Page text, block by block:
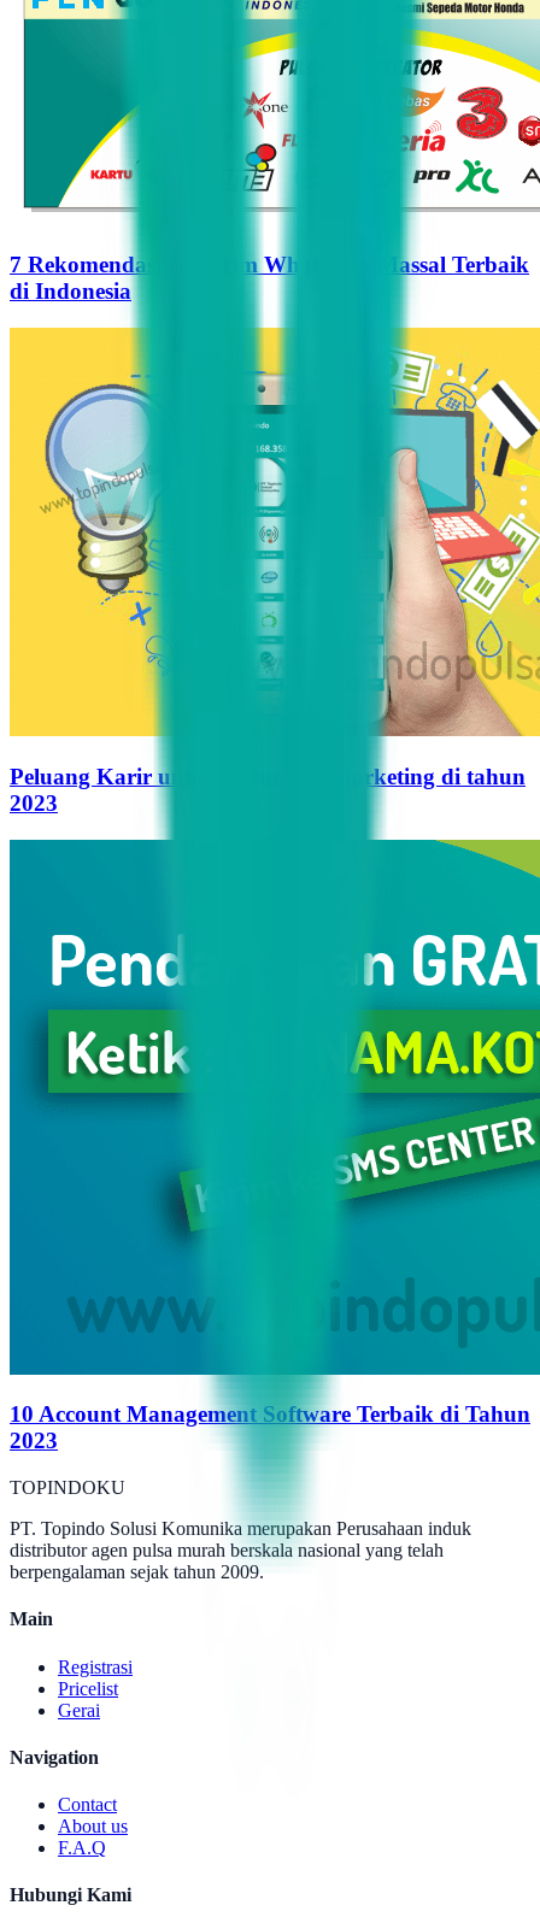
7 Rekomendasi Pengirim WhatsApp Massal Terbaik
di Indonesia
Peluang Karir untuk Influencer Marketing di tahun
2023
10 Account Management Software Terbaik di Tahun
2023
TOPINDOKU
PT. Topindo Solusi Komunika merupakan Perusahaan induk
distributor agen pulsa murah berskala nasional yang telah
berpengalaman sejak tahun 2009.
Main
Registrasi
Pricelist
Gerai
Navigation
Contact
About us
F.A.Q
Hubungi Kami